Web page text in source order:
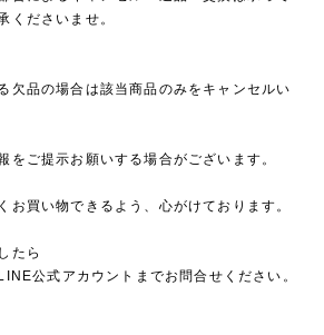
くださいませ。
欠品の場合は該当商品のみをキャンセルい
をご提示お願いする場合がございます。
お買い物できるよう、心がけております。
たら
公式アカウントまでお問合せください。